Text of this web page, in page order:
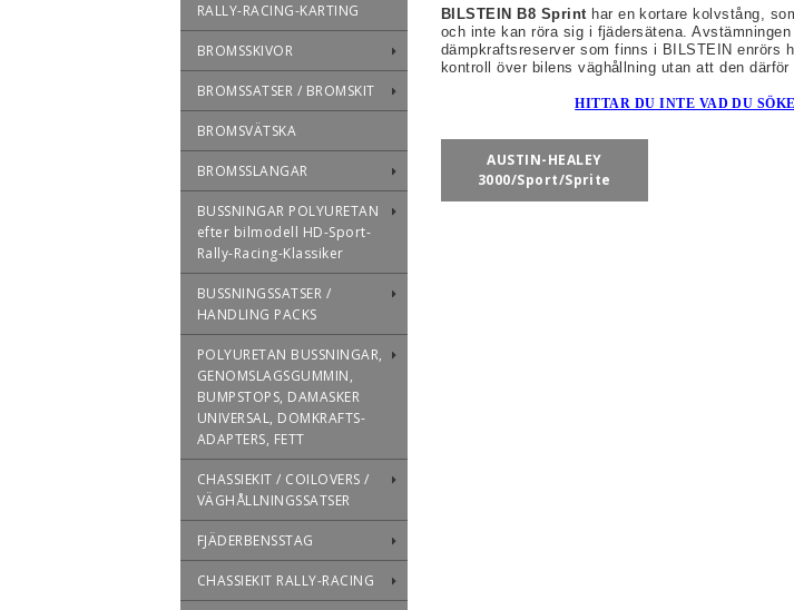
RALLY-RACING-KARTING
BROMSSKIVOR
BROMSSATSER / BROMSKIT
BROMSVÄTSKA
BROMSSLANGAR
BUSSNINGAR POLYURETAN
efter bilmodell HD-Sport-
Rally-Racing-Klassiker
BUSSNINGSSATSER /
HANDLING PACKS
POLYURETAN BUSSNINGAR,
GENOMSLAGSGUMMIN,
BUMPSTOPS, DAMASKER
UNIVERSAL, DOMKRAFTS-
ADAPTERS, FETT
CHASSIEKIT / COILOVERS /
VÄGHÅLLNINGSSATSER
FJÄDERBENSSTAG
CHASSIEKIT RALLY-RACING
BILSTEIN B8 Sprinthar en kortare kolvstång,
och inte kan röra sig i fjädersätena.
dämpkraftsreserver som finns i BILSTEIN enrörs
kontroll över bilens väghållning utan att den
HITTAR DU INTE VAD DU
AUSTIN-HEALEY
3000/Sport/Sprite